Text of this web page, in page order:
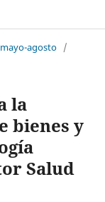
agosto /
la
bienes y
Salud